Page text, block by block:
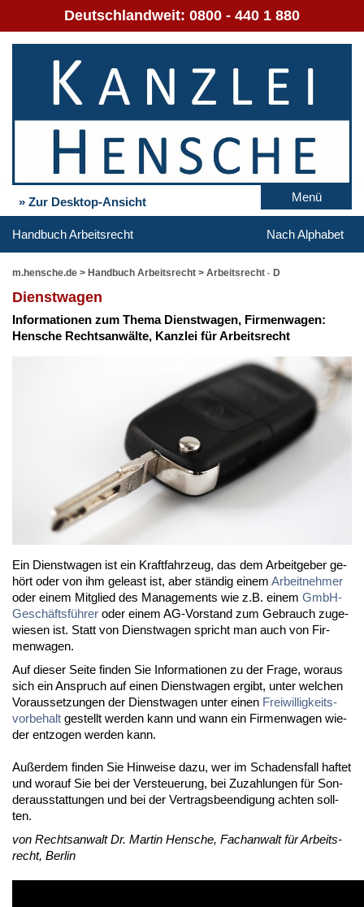
Deutschlandweit: 0800 - 440 1 880
» Zur Desktop-Ansicht Menü
Handbuch Arbeitsrecht Nach Alphabet
m.hensche.de > Handbuch Arbeitsrecht > Arbeitsrecht - D
Dienst­wa­gen
In­for­ma­tio­nen zum The­ma Dienst­wa­gen, Fir­men­wa­gen:
Hen­sche Rechts­an­wäl­te, Kanz­lei für Ar­beits­recht
Ein Dienst­wa­gen ist ein Kraft­fahr­zeug, das dem Ar­beit­ge­ber ge­
hört oder von ihm ge­least ist, aber stän­dig ei­nem Ar­beit­neh­mer
oder ei­nem Mit­glied des Ma­nage­ments wie z.B. ei­nem GmbH-
Ge­schäfts­füh­rer oder ei­nem AG-Vor­stand zum Ge­brauch zu­ge­
wie­sen ist. Statt von Dienst­wa­gen spricht man auch von Fir­
men­wa­gen.
Auf die­ser Sei­te fin­den Sie In­for­ma­tio­nen zu der Fra­ge, wor­aus
sich ein An­spruch auf ei­nen Dienst­wa­gen er­gibt, un­ter wel­chen
Vor­aus­set­zun­gen der Dienst­wa­gen un­ter ei­nen Frei­wil­lig­keits­
vor­be­halt ge­stellt wer­den kann und wann ein Fir­men­wa­gen wie­
der ent­zo­gen wer­den kann.
Au­ßer­dem fin­den Sie Hin­wei­se da­zu, wer im Scha­dens­fall haf­tet
und wor­auf Sie bei der Ver­steue­rung, bei Zu­zah­lun­gen für Son­
der­aus­stat­tun­gen und bei der Ver­trags­be­en­di­gung ach­ten soll­
ten.
von Rechts­an­walt Dr. Mar­tin Hen­sche, Fach­an­walt für Ar­beits­
recht, Ber­lin